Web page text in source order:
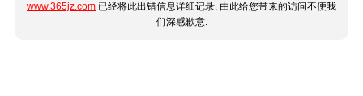
www.365jz.com 已经将此出错信息详细记录, 由此给您带来的访问不便我
们深感歉意.